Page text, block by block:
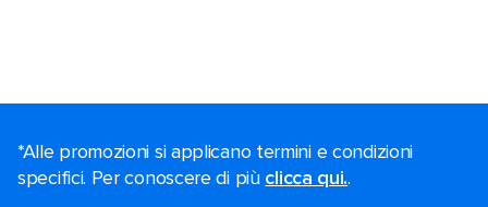
*Alle promozioni si applicano termini e condizioni
specifici. Per conoscere di più clicca qui..